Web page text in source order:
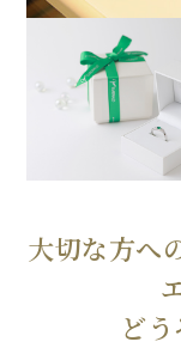
大切な方へ
ど